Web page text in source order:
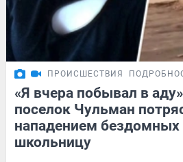
ПРОИСШЕСТВИЯ
«Я вчера побывал в
поселок Чульман
нападением бездомных
школьницу